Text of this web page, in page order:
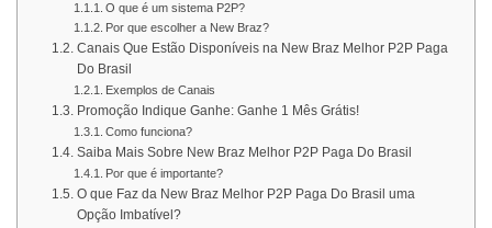
O que é um sistema P2P?
Por que escolher a New Braz?
Canais Que Estão Disponíveis na New Braz Melhor P2P Paga
Do Brasil
Exemplos de Canais
Promoção Indique Ganhe: Ganhe 1 Mês Grátis!
Como funciona?
Saiba Mais Sobre New Braz Melhor P2P Paga Do Brasil
Por que é importante?
O que Faz da New Braz Melhor P2P Paga Do Brasil uma
Opção Imbatível?